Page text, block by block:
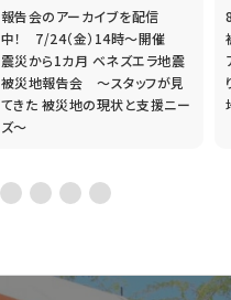
報告会のアーカイブを配信
中！ 7/24（金）14時～開催
震災から1カ月 ベネズエラ地震
被災地報告会 ～スタッフが見
てきた 被災地の現状と支援ニー
ズ～